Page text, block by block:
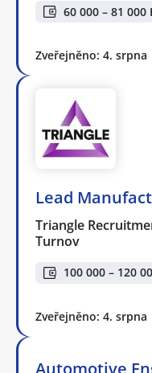
60 000 – 81 000
Zveřejněno: 4. srpna
Lead
Triangle
Turnov
100 000 – 120
Zveřejněno: 4. srpna
Automotive